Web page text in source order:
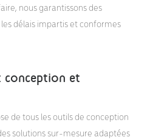
nous garantissons des
délais impartis et conformes
conception et
de tous les outils de conception
solutions sur-mesure adaptées